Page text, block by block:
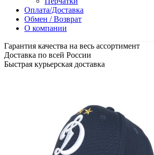
Оплата/Доставка
Обмен / Возврат
О компании
Гарантия качества на весь ассортимент
Доставка по всей России
Быстрая курьерская доставка